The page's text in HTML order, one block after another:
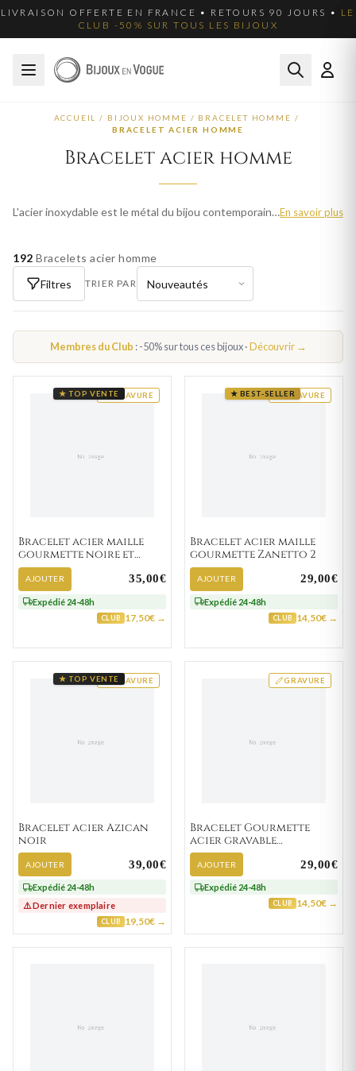
LIVRAISON OFFERTE EN FRANCE • RETOURS 90 JOURS • LE
CLUB -50% SUR TOUS LES BIJOUX
ACCUEIL / BIJOUX HOMME / BRACELET HOMME /
BRACELET ACIER HOMME
Bracelet acier homme
L'acier inoxydable est le métal du bijou contemporain : résistant, hypoallergénique et facile d'entretien. Nos bracelets en acier homme conservent leur éclat au fil du temps, sans nécessiter de soin particulier. Parcourez plus de 100 modèles pour homme et trouvez votre bijou idéal. Livraison offerte en France métropolitaine.En savoir plus
192 Bracelets acier homme
Filtres
TRIER PAR
Membres du Club : -50% sur tous ces bijoux ·Découvrir →
GRAVURE
★ TOP VENTE
Bracelet acier maille
gourmette noire et
Roukos strass
AJOUTER 35,00€
Expédié 24-48h
CLUB 17,50€ →
GRAVURE
★ BEST-SELLER
Bracelet acier maille
gourmette Zanetto 2
AJOUTER 29,00€
Expédié 24-48h
CLUB 14,50€ →
GRAVURE
★ TOP VENTE
Bracelet acier Azican
noir
AJOUTER 39,00€
Expédié 24-48h
⚠️ Dernier exemplaire
CLUB 19,50€ →
GRAVURE
Bracelet Gourmette
acier gravable
Andrejoseph
AJOUTER 29,00€
Expédié 24-48h
CLUB 14,50€ →